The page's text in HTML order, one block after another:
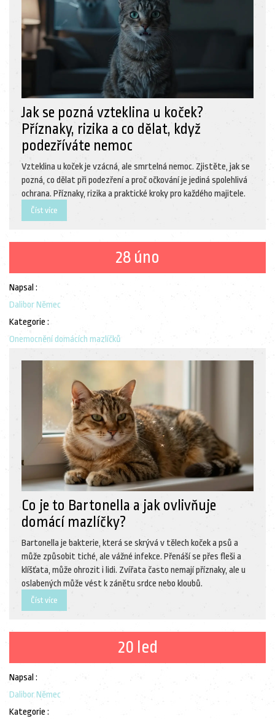
Jak se pozná vzteklina u koček?
Příznaky, rizika a co dělat, když
podezříváte nemoc
Vzteklina u koček je vzácná, ale smrtelná nemoc. Zjistěte, jak se
pozná, co dělat při podezření a proč očkování je jediná spolehlivá
ochrana. Příznaky, rizika a praktické kroky pro každého majitele.
Číst více
28 úno
Napsal :
Dalibor Němec
Kategorie :
Onemocnění domácích mazlíčků
Co je to Bartonella a jak ovlivňuje
domácí mazlíčky?
Bartonella je bakterie, která se skrývá v tělech koček a psů a
může způsobit tiché, ale vážné infekce. Přenáší se přes fleši a
klíšťata, může ohrozit i lidi. Zvířata často nemají příznaky, ale u
oslabených může vést k zánětu srdce nebo kloubů.
Číst více
20 led
Napsal :
Dalibor Němec
Kategorie :